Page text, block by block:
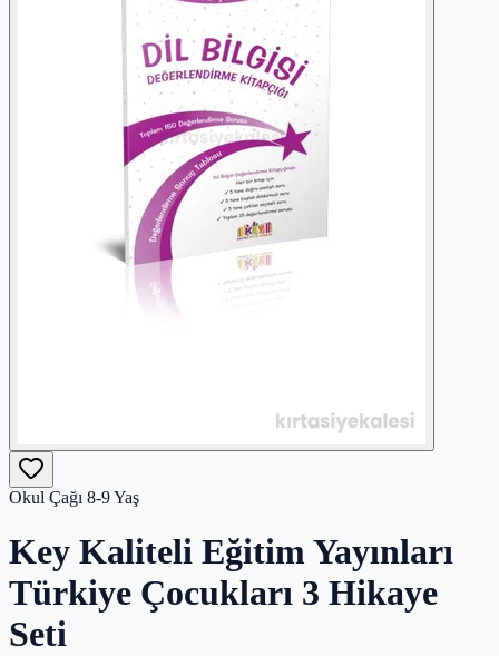
Okul Çağı 8-9 Yaş
Key Kaliteli Eğitim Yayınları
Türkiye Çocukları 3 Hikaye
Seti